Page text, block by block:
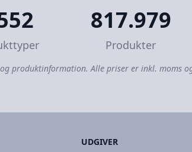
817.979
Produkter
produktinformation. Alle priser er inkl. moms
UDGIVER